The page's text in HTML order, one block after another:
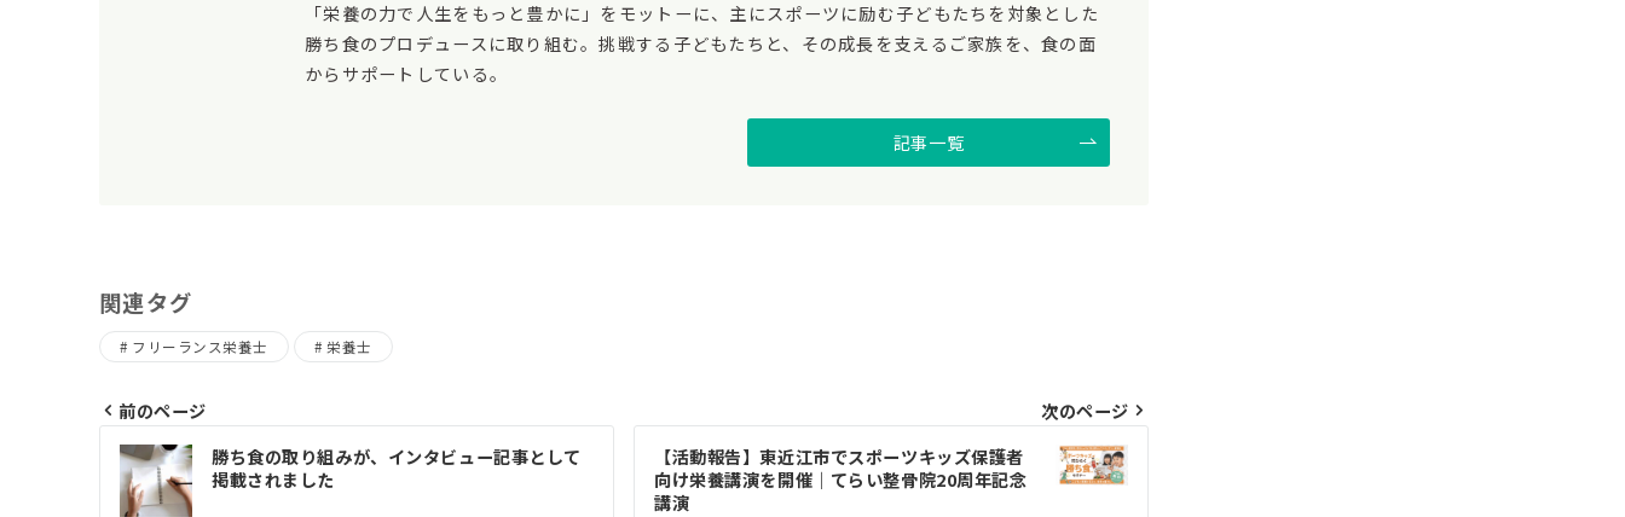
「栄養の力で人生をもっと豊かに」をモットーに、主にスポーツに励む子どもたちを対象とした
勝ち食のプロデュースに取り組む。挑戦する子どもたちと、その成長を支えるご家族を、食の面
からサポートしている。
記事一覧
関連タグ
フリーランス栄養士 栄養士
投
稿
前のページ
勝ち食の取り組みが、インタビュー記事として
掲載されました
次のページ
【活動報告】東近江市でスポーツキッズ保護者
向け栄養講演を開催｜てらい整骨院20周年記念
講演